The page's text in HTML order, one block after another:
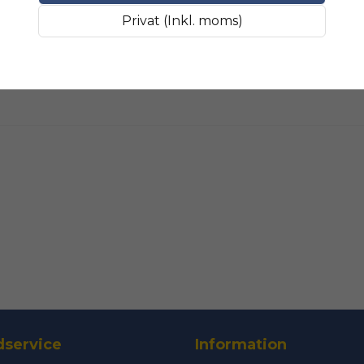
Fråga oss något om
Namn
SLIPMATERIAL Smala
Privat (Inkl. moms)
Information